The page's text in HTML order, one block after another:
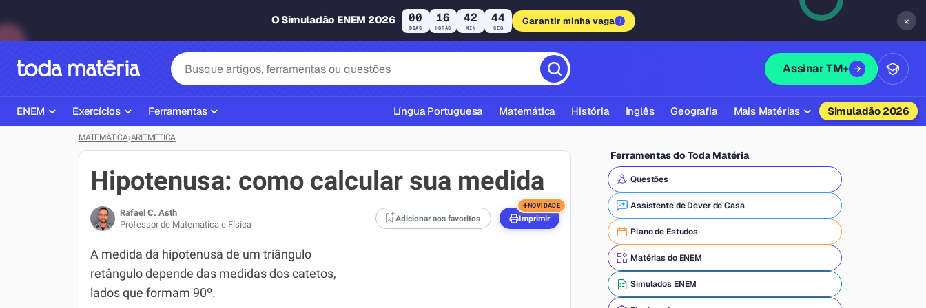
O Simuladão ENEM 2026 00
DIAS
16
HORAS
42
MIN
43
SEG
Garantir minha vaga ×
Assinar TM+
ENEM
Página Inicial ENEM
Plano de Estudos
Corretor de Redação
Exercícios ENEM
Simulados ENEM
Exercícios
ENEM
Matemática
Português
História
Biologia
Inglês
Ferramentas
Ajudante de Dever de Casa
Gerador Referências Bibliográficas ABNT
Língua Portuguesa Matemática História Inglês Geografia Mais Matérias
Química
Física
Filosofia
Literatura
Simuladão 2026
MATEMÁTICA›ARITMÉTICA
Hipotenusa: como calcular sua medida
Rafael C. Asth
Professor de Matemática e Física
Adicionar aos favoritos Imprimir
+NOVIDADE
A medida da hipotenusa de um triângulo
retângulo depende das medidas dos catetos,
lados que formam 90º.
Ferramentas do Toda Matéria
Questões
Assistente de Dever de Casa
Plano de Estudos
Matérias do ENEM
Simulados ENEM